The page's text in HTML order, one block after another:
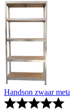
Handson zwaar